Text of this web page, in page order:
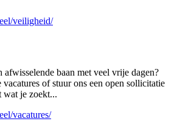
veiligheid/
baan met veel vrije dagen?
of stuur ons een open sollicitatie
wat je zoekt...
vacatures/